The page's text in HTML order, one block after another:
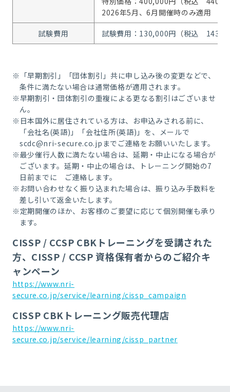
2026年5月、6月開催時のみ適用
試験費用 試験費用：130,000円 （税込
※「早期割引」「団体割引」共に申し込み後の変更などで、
条件に満たない場合は通常価格が適用されます。
※早期割引・団体割引の重複による更なる割引はございませ
ん。
※日本国外に居住されている方は、お申込みされる前に、
「会社名(英語)」「会社住所(英語)」を、メールで
scdc@nri-secure.co.jpまでご連絡をお願いいたします。
※最少催行人数に満たない場合は、延期・中止になる場合が
ございます。延期・中止の場合は、トレーニング開始の7
日前までに ご連絡します。
※お問い合わせなく振り込まれた場合は、振り込み手数料を
差し引いて返金いたします。
※定期開催のほか、お客様のご要望に応じて個別開催も承り
ます。
CISSP / CCSP CBKトレーニングを受講された
方、CISSP / CCSP 資格保有者からのご紹介キ
ャンペーン
https://www.nri-
secure.co.jp/service/learning/cissp_campaign
CISSP CBKトレーニング販売代理店
https://www.nri-
secure.co.jp/service/learning/cissp_partner